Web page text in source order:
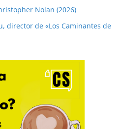
Nolan (2026)
director de «Los Caminantes de